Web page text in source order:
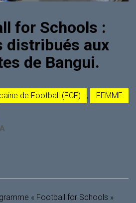
for Schools :
distribués aux
de Bangui.
de Football (FCF)
,
FEMME
« Football for Schools »